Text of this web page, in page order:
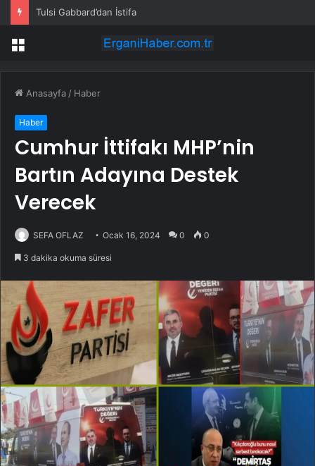
Tulsi Gabbard’dan İstifa
Menü
Anasayfa / Haber
Haber
Cumhur İttifakı MHP’nin
Bartın Adayına Destek
Verecek
SEFA OFLAZ Ocak 16, 2024 0 0
3 dakika okuma süresi